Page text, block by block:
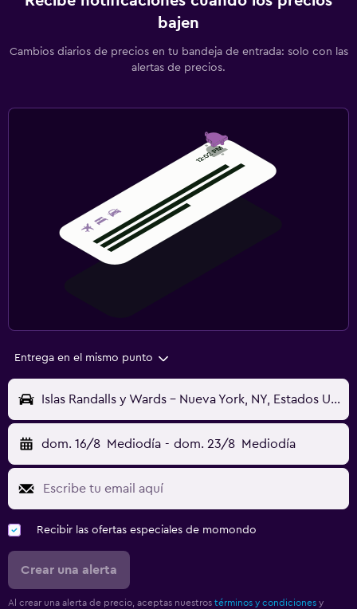
bajen
Cambios diarios de precios en tu bandeja de entrada: solo con las
alertas de precios.
Entrega en el mismo punto
Islas Randalls y Wards - Nueva York, NY, Estados Unidos
dom. 16/8 Mediodía - dom. 23/8 Mediodía
Recibir las ofertas especiales de momondo
Crear una alerta
Al crear una alerta de precio, aceptas nuestros términos y condiciones y